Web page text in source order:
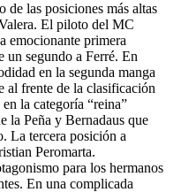
las posiciones más altas
El piloto del MC
emocionante primera
un segundo a Ferré. En
en la segunda manga
al frente de la clasificación
la categoría “reina”
la Peña y Bernadaus que
La tercera posición a
Peromarta.
para los hermanos
En una complicada